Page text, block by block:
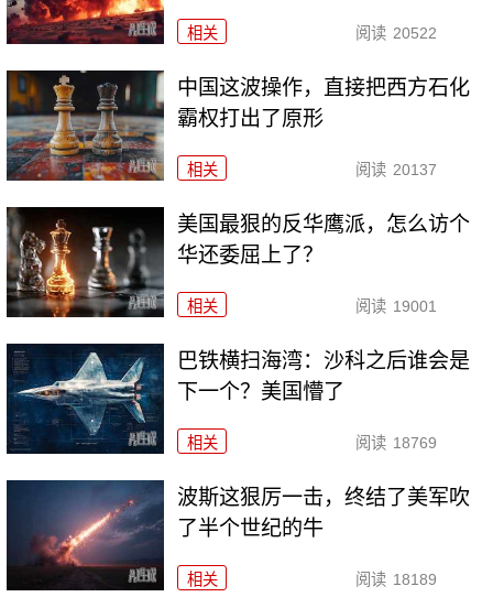
相关 阅读 20522
中国这波操作，直接把西方石化
霸权打出了原形
相关 阅读 20137
美国最狠的反华鹰派，怎么访个
华还委屈上了？
相关 阅读 19001
巴铁横扫海湾：沙科之后谁会是
下一个？美国懵了
相关 阅读 18769
波斯这狠厉一击，终结了美军吹
了半个世纪的牛
相关 阅读 18189